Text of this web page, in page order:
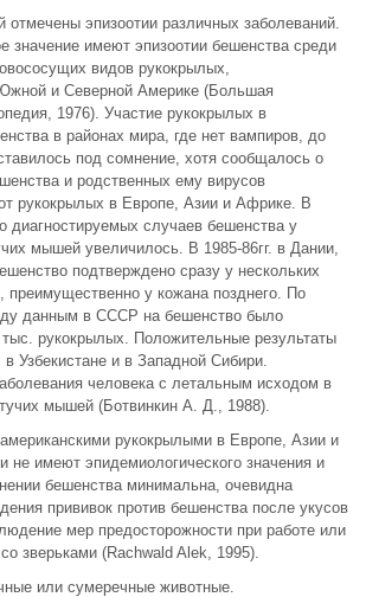
эпизоотии различных заболеваний.
значение имеют эпизоотии бешенства среди
видов рукокрылых,
и Северной Америке (Большая
1976). Участие рукокрылых в
в районах мира, где нет вампиров, до
под сомнение, хотя сообщалось о
и родственных ему вирусов
рукокрылых в Европе, Азии и Африке. В
диагностируемых случаев бешенства у
мышей увеличилось. В 1985-86гг. в Дании,
подтверждено сразу у нескольких
преимущественно у кожана позднего. По
данным в СССР на бешенство было
рукокрылых. Положительные результаты
Узбекистане и в Западной Сибири.
человека с летальным исходом в
мышей (Ботвинкин А. Д., 1988).
рукокрылыми в Европе, Азии и
имеют эпидемиологического значения и
бешенства минимальна, очевидна
прививок против бешенства после укусов
мер предосторожности при работе или
зверьками (Rachwald Alek, 1995).
или сумеречные животные.